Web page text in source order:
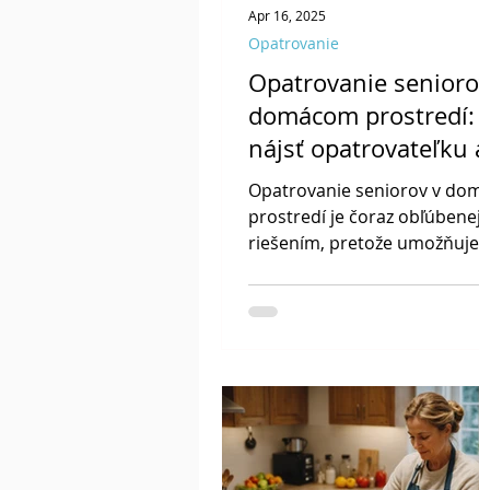
Opatrovanie
domácom prostredí:
nájsť opatrovateľku
vybavit
príspevok na rodiča?
Opatrovanie seniorov v
prostredí je čoraz
riešením, pretože umožňuje
postup, ako vybaviť
uľahčiť starostlivosť aj
zabezpečenie.
Opatrovanie
Apr 16, 2025